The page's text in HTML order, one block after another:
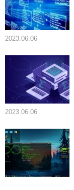
2023.06.06
2023.06.06